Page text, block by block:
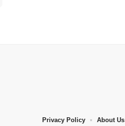
Privacy Policy About Us